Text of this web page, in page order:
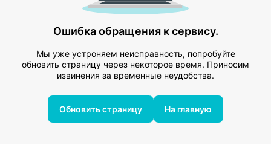
Ошибка обращения к сервису.
Мы уже устроняем неисправность, попробуйте
обновить страницу через некоторое время. Приносим
извинения за временные неудобства.
Обновить страницу На главную